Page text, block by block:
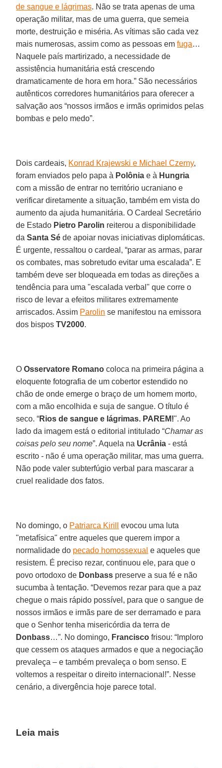
de sangue e lágrimas. Não se trata apenas de uma
operação militar, mas de uma guerra, que semeia
morte, destruição e miséria. As vítimas são cada vez
mais numerosas, assim como as pessoas emfuga…
Naquele país martirizado, a necessidade de
assistência humanitária está crescendo
dramaticamente de hora em hora.” São necessários
autênticos corredores humanitários para oferecer a
salvação aos “nossos irmãos e irmãs oprimidos pelas
bombas e pelo medo”.
Dois cardeais, Konrad Krajewski e Michael Czerny,
foram enviados pelo papa à Polônia e à Hungria
com a missão de entrar no território ucraniano e
verificar diretamente a situação, também em vista do
aumento da ajuda humanitária. O Cardeal Secretário
de Estado Pietro Parolin reiterou a disponibilidade
daSanta Sé de apoiar novas iniciativas diplomáticas.
É urgente, ressaltou o cardeal, “parar as armas, parar
os combates, mas sobretudo evitar uma escalada”. E
também deve ser bloqueada em todas as direções a
tendência para uma "escalada verbal" que corre o
risco de levar a efeitos militares extremamente
arriscados. Assim Parolin se manifestou na emissora
dos bisposTV2000.
OOsservatore Romano coloca na primeira página a
eloquente fotografia de um cobertor estendido no
chão de onde emerge o braço de um homem morto,
com a mão encolhida e suja de sangue. O título é
seco. “Rios de sangue e lágrimas. PAREM!". Ao
lado da imagem está o editorial intitulado “Chamar as
coisas pelo seu nome”. Aquela na Ucrânia - está
escrito - não é uma operação militar, mas uma guerra.
Não pode valer subterfúgio verbal para mascarar a
cruel realidade dos fatos.
No domingo, o Patriarca Kirill
evocou uma luta
"metafísica" entre aqueles que querem impor a
normalidade do pecado homossexual e aqueles que
resistem. É preciso rezar, continuou ele, para que o
povo ortodoxo de Donbass preserve a sua fé e não
sucumba à tentação. “Devemos rezar para que a paz
chegue o mais rápido possível, para que o sangue de
nossos irmãos e irmãs pare de ser derramado e para
que o Senhor tenha misericórdia da terra de
Donbass…”. No domingo, Francisco frisou: “Imploro
que cessem os ataques armados e que a negociação
prevaleça – e também prevaleça o bom senso. E
voltemos a respeitar o direito internacional!”. Nesse
cenário, a divergência hoje parece total.
Leia mais